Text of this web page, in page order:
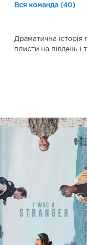
Вся команда (40)
Драматична
плисти на південь